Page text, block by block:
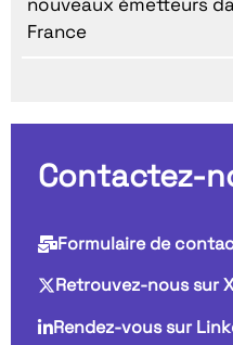
France
Contactez-
Formulaire de
Retrouvez-nous sur X
Rendez-vous sur